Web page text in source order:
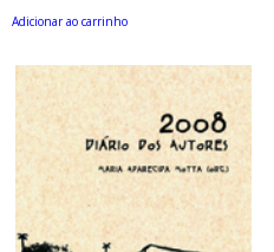
Adicionar ao carrinho